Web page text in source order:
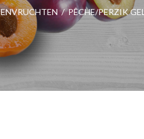
/ PÊCHE/PERZIK